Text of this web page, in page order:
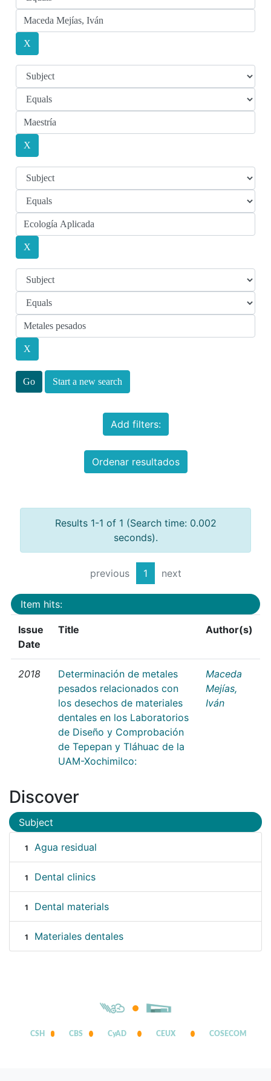
Start a new search
Add filters:
Ordenar resultados
Results 1-1 of 1 (Search time: 0.002
seconds).
previous 1 next
Item hits:
Issue
Date
Title Author(s)
2018
Determinación de metales
pesados relacionados con
los desechos de materiales
dentales en los Laboratorios
de Diseño y Comprobación
de Tepepan y Tláhuac de la
UAM-Xochimilco:
Maceda
Mejías,
Iván
Discover
Subject
1 Agua residual
1 Dental clinics
1 Dental materials
1 Materiales dentales
CSH CBS CyAD CEUX COSECOM